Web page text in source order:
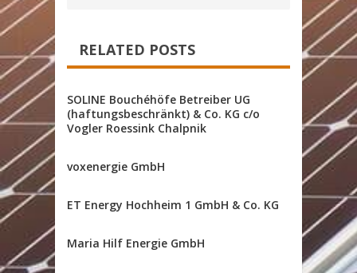
RELATED POSTS
SOLINE Bouchéhöfe Betreiber UG
(haftungsbeschränkt) & Co. KG c/o
Vogler Roessink Chalpnik
voxenergie GmbH
ET Energy Hochheim 1 GmbH & Co. KG
Maria Hilf Energie GmbH